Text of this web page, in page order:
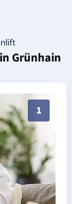
Grünhain
1
Grünhain